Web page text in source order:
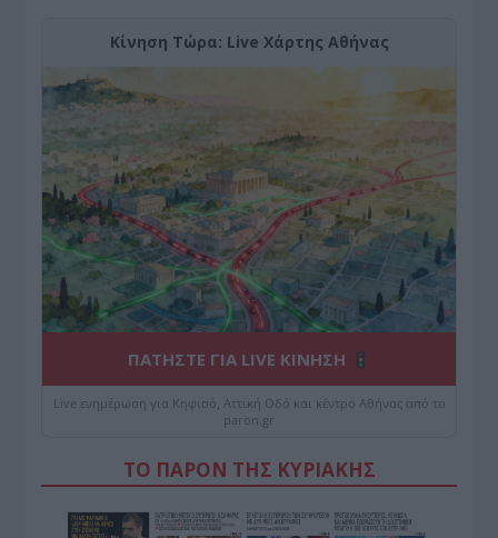
Κίνηση Τώρα: Live Χάρτης Αθήνας
ΠΑΤΗΣΤΕ ΓΙΑ LIVE ΚΙΝΗΣΗ
Live ενημέρωση για Κηφισό, Αττική Οδό και κέντρο Αθήνας από το
paron.gr
ΤΟ ΠΑΡΟΝ ΤΗΣ ΚΥΡΙΑΚΗΣ